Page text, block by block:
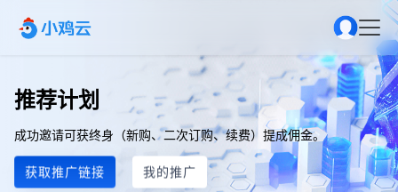
推荐计划
成功邀请可获终身（新购、二次订购、续费）提成佣金。
获取推广链接 我的推广